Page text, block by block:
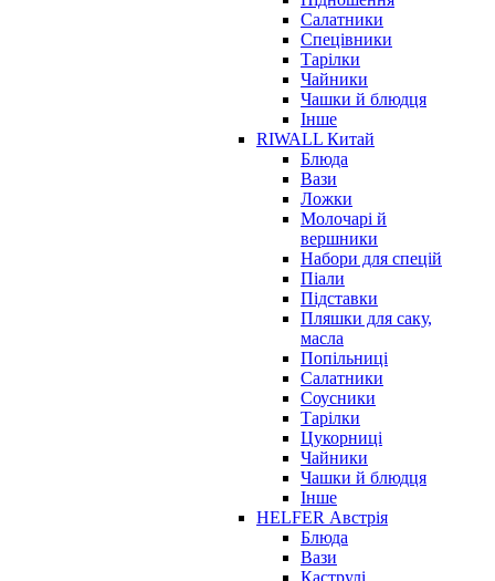
Салатники
Спецівники
Тарілки
Чайники
Чашки й блюдця
Інше
RIWALL Китай
Блюда
Вази
Ложки
Молочарі й
вершники
Набори для спецій
Піали
Підставки
Пляшки для саку,
масла
Попільниці
Салатники
Соусники
Тарілки
Цукорниці
Чайники
Чашки й блюдця
Інше
HELFER Австрія
Блюда
Вази
Каструлі